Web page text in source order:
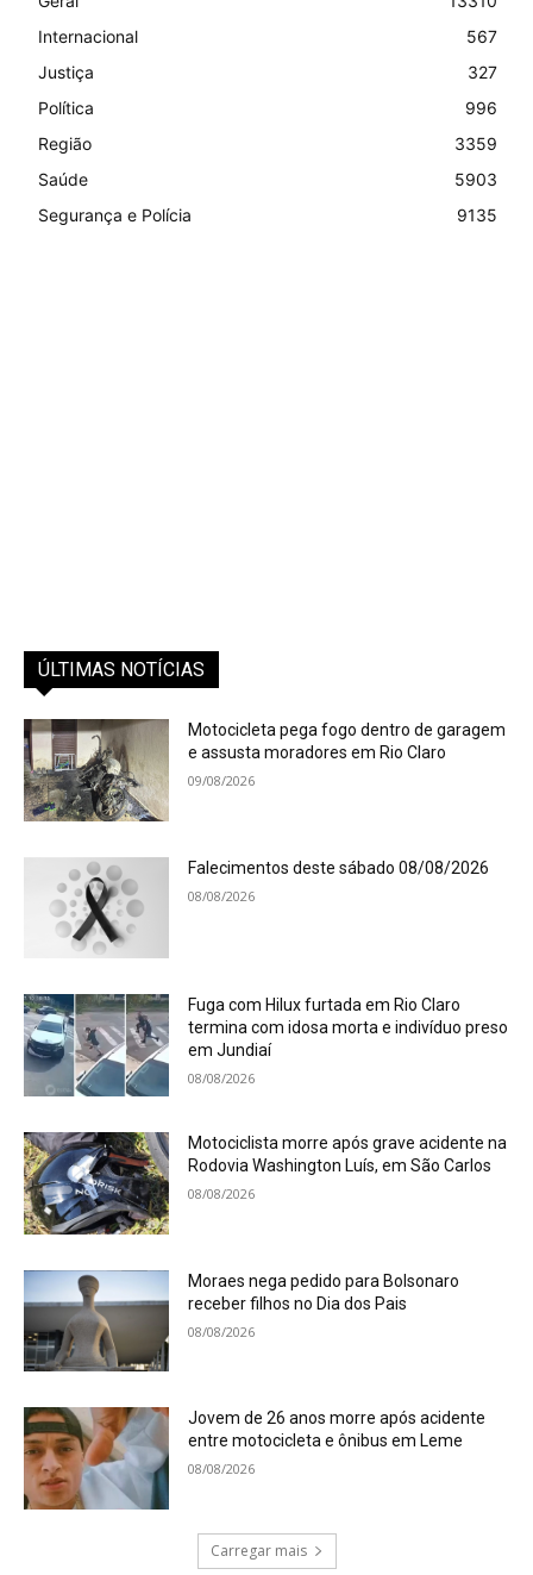
Internacional
567
Justiça
327
Política
996
Região
3359
Saúde
5903
Segurança e Polícia
9135
ÚLTIMAS NOTÍCIAS
Motocicleta pega fogo dentro de garagem
e assusta moradores em Rio Claro
09/08/2026
Falecimentos deste sábado 08/08/2026
08/08/2026
Fuga com Hilux furtada em Rio Claro
termina com idosa morta e indivíduo preso
em Jundiaí
08/08/2026
Motociclista morre após grave acidente na
Rodovia Washington Luís, em São Carlos
08/08/2026
Moraes nega pedido para Bolsonaro
receber filhos no Dia dos Pais
08/08/2026
Jovem de 26 anos morre após acidente
entre motocicleta e ônibus em Leme
08/08/2026
Carregar mais